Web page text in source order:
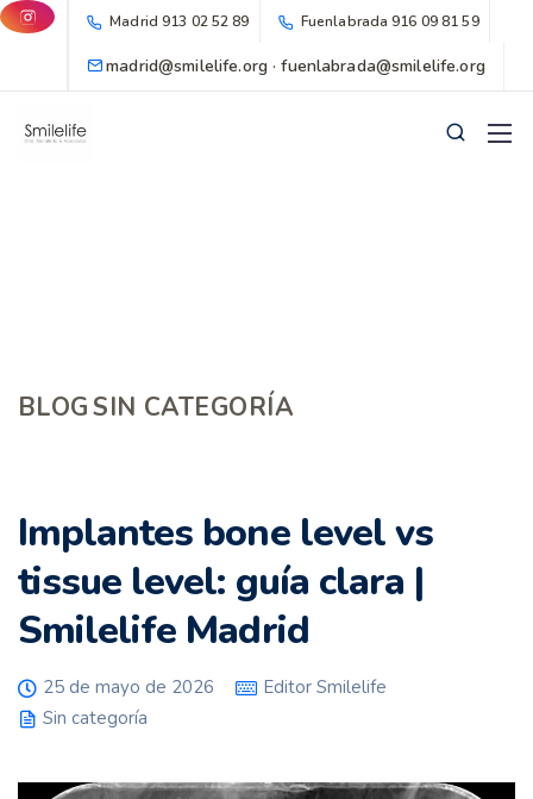
Madrid913 02 52 89 Fuenlabrada916 09 81 59
madrid@smilelife.org · fuenlabrada@smilelife.org
BLOGSIN CATEGORÍA
Implantes bone level vs
tissue level: guía clara |
Smilelife Madrid
25 de mayo de 2026
Editor Smilelife
Sin categoría